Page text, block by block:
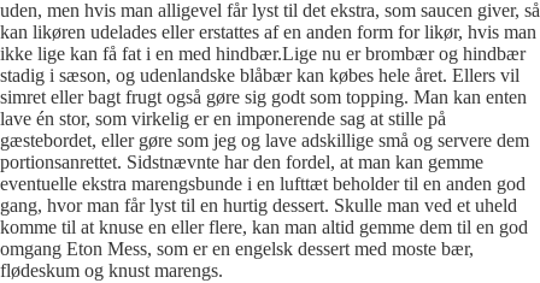
uden, men hvis man alligevel får lyst til det ekstra, som saucen giver, så
kan likøren udelades eller erstattes af en anden form for likør, hvis man
ikke lige kan få fat i en med hindbær.Lige nu er brombær og hindbær
stadig i sæson, og udenlandske blåbær kan købes hele året. Ellers vil
simret eller bagt frugt også gøre sig godt som topping. Man kan enten
lave én stor, som virkelig er en imponerende sag at stille på
gæstebordet, eller gøre som jeg og lave adskillige små og servere dem
portionsanrettet. Sidstnævnte har den fordel, at man kan gemme
eventuelle ekstra marengsbunde i en lufttæt beholder til en anden god
gang, hvor man får lyst til en hurtig dessert. Skulle man ved et uheld
komme til at knuse en eller flere, kan man altid gemme dem til en god
omgang Eton Mess, som er en engelsk dessert med moste bær,
flødeskum og knust marengs.